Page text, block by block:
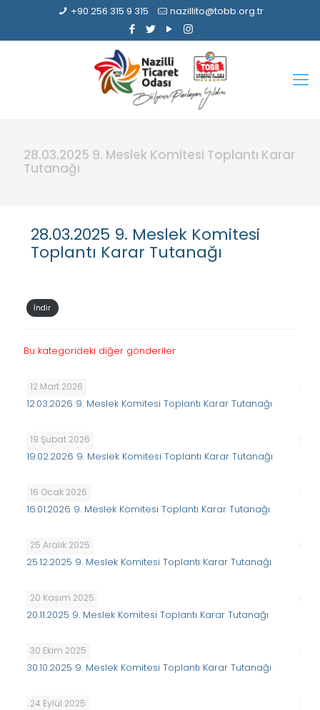
+90 256 315 9 315 nazillito@tobb.org.tr
28.03.2025 9. Meslek Komitesi Toplantı Karar
Tutanağı
28.03.2025 9. Meslek Komitesi
Toplantı Karar Tutanağı
İndir
Bu kategorideki diğer gönderiler
12 Mart 2026
12.03.2026 9. Meslek Komitesi Toplantı Karar Tutanağı
19 Şubat 2026
19.02.2026 9. Meslek Komitesi Toplantı Karar Tutanağı
16 Ocak 2026
16.01.2026 9. Meslek Komitesi Toplantı Karar Tutanağı
25 Aralık 2025
25.12.2025 9. Meslek Komitesi Toplantı Karar Tutanağı
20 Kasım 2025
20.11.2025 9. Meslek Komitesi Toplantı Karar Tutanağı
30 Ekim 2025
30.10.2025 9. Meslek Komitesi Toplantı Karar Tutanağı
24 Eylül 2025